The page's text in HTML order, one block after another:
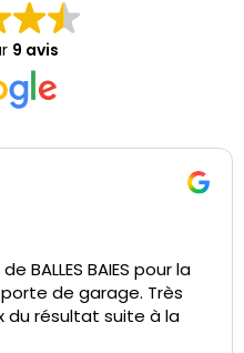
9 avis
BALLES BAIES pour la
de garage. Très
du résultat suite à la